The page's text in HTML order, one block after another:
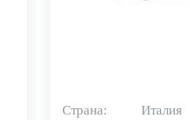
Страна:
Италия